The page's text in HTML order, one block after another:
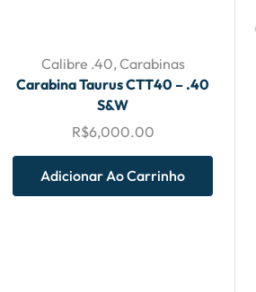
Calibre .40,Carabinas
Carabina Taurus CTT40 – .40
S&W
R$6,000.00
Adicionar Ao Carrinho